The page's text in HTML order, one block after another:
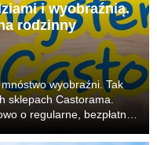
i wyobraźnią.
rodzinny
wyobraźni. Tak
sklepach Castorama.
o regularne, bezpłatne